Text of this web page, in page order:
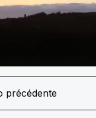
précédente